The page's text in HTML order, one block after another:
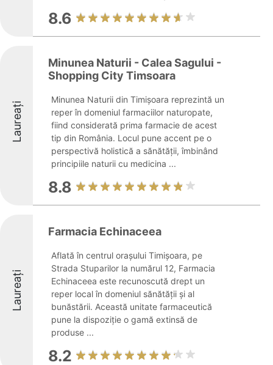
8.6
Laureați
Minunea Naturii - Calea Sagului -
Shopping City Timsoara
Minunea Naturii din Timișoara reprezintă un
reper în domeniul farmaciilor naturopate,
fiind considerată prima farmacie de acest
tip din România. Locul pune accent pe o
perspectivă holistică a sănătății, îmbinând
principiile naturii cu medicina ...
8.8
Laureați
Farmacia Echinaceea
Aflată în centrul orașului Timișoara, pe
Strada Stuparilor la numărul 12, Farmacia
Echinaceea este recunoscută drept un
reper local în domeniul sănătății și al
bunăstării. Această unitate farmaceutică
pune la dispoziție o gamă extinsă de
produse ...
8.2